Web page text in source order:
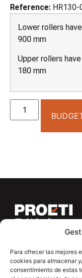
Para ofrecer las mejores
cookies para almacenar
consentimiento de estas
Reference: HR130-
Lower rollers
900 mm
Upper rollers
180 mm
LinkedIn
+34 916 28
29 40